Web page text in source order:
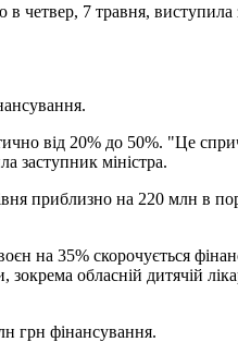
7 травня, виступила
від 20% до 50%. "Це
заступник міністра.
приблизно на 220 млн в
на 35% скорочується
обласній дитячій
грн фінансування.